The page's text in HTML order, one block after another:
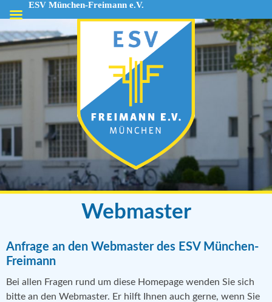
ESV
München-
Freimann
Webmaster
Anfrage an den Webmaster des ESV München-
Freimann
Bei allen Fragen rund um diese Homepage wenden Sie sich
bitte an den Webmaster. Er hilft Ihnen auch gerne, wenn Sie
ESV München-Freimann e.V.